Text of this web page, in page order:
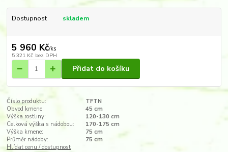
Dostupnost skladem
5 960 Kč/ks
5 321 Kč bez DPH
Přidat do košíku
Číslo produktu:
TFTN
Obvod kmene:
45 cm
Výška rostliny:
120-130 cm
Celková výška s nádobou:
170-175 cm
Výška kmene:
75 cm
Průměr nádoby:
75 cm
Hlídat cenu / dostupnost